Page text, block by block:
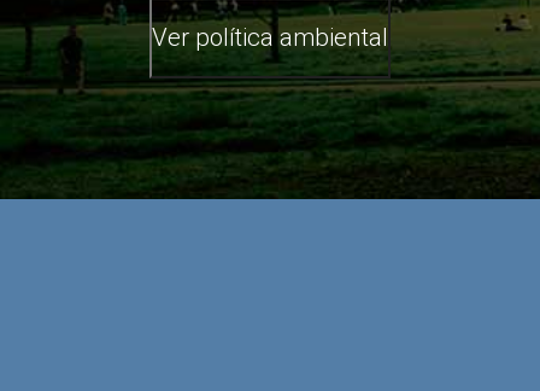
Ver política ambiental